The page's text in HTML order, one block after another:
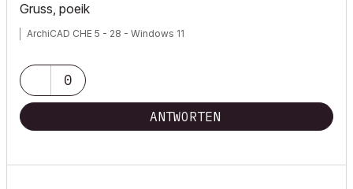
Gruss, poeik
ArchiCAD CHE 5 - 28 - Windows 11
0
ANTWORTEN